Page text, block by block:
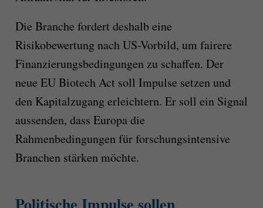
Die Branche fordert deshalb eine
Risikobewertung nach US-Vorbild, um fairere
Finanzierungsbedingungen zu schaffen. Der
neue EU Biotech Act soll Impulse setzen und
den Kapitalzugang erleichtern. Er soll ein Signal
aussenden, dass Europa die
Rahmenbedingungen für forschungsintensive
Branchen stärken möchte.